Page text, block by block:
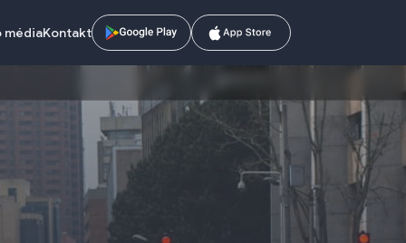
médiaKontakt